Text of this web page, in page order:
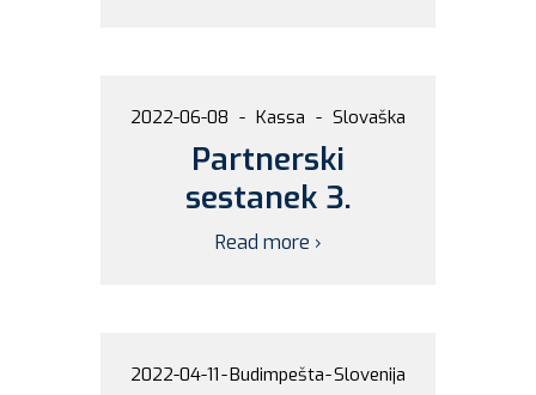
2022-06-08 - Kassa - Slovaška
Partnerski
sestanek 3.
Read more ›
2022-04-11-Budimpešta-Slovenija